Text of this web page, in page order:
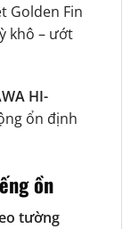
Golden Fin
khô – ướt
HI-
ổn định
ồn
tường